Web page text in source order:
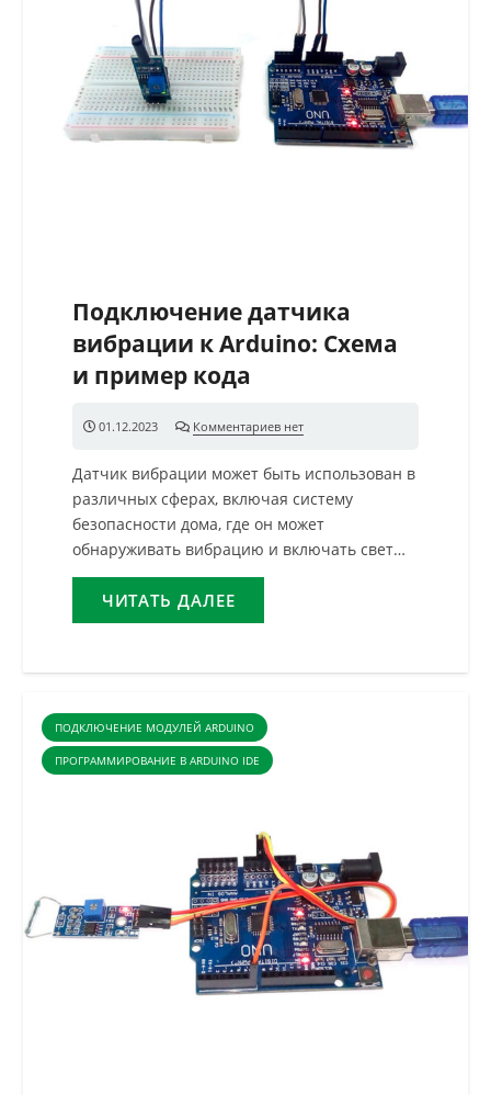
Подключение датчика
вибрации к Arduino: Схема
и пример кода
01.12.2023 Комментариев нет
Датчик вибрации может быть использован в
различных сферах, включая систему
безопасности дома, где он может
обнаруживать вибрацию и включать свет…
ЧИТАТЬ ДАЛЕЕ
ПОДКЛЮЧЕНИЕ МОДУЛЕЙ ARDUINO
ПРОГРАММИРОВАНИЕ В ARDUINO IDE